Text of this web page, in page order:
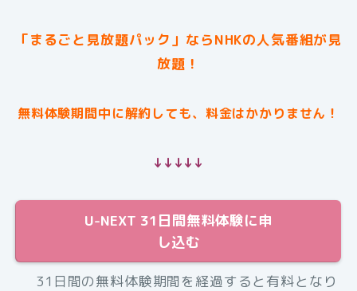
「まるごと見放題パック」ならNHKの人気番組が見
放題！
無料体験期間中に解約しても、料金はかかりません！
↓↓↓↓↓
U-NEXT 31日間無料体験に申
し込む
31日間の無料体験期間を経過すると有料となり